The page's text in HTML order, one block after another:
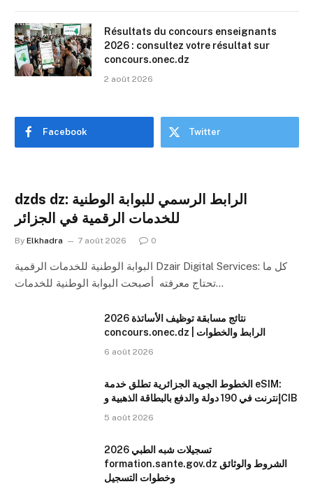
Résultats du concours enseignants
2026 : consultez votre résultat sur
concours.onec.dz
2 août 2026
Facebook Twitter
dzds dz: الرابط الرسمي للبوابة الوطنية
للخدمات الرقمية في الجزائر
By Elkhadra 7 août 2026 0
البوابة الوطنية للخدمات الرقمية Dzair Digital Services: كل ما
تحتاج معرفته أصبحت البوابة الوطنية للخدمات…
نتائج مسابقة توظيف الأساتذة 2026
concours.onec.dz | الرابط والخطوات
6 août 2026
الخطوط الجوية الجزائرية تطلق خدمة eSIM:
إنترنت في 190 دولة والدفع بالبطاقة الذهبية وCIB
5 août 2026
تسجيلات شبه الطبي 2026
formation.sante.gov.dz الشروط والوثائق
وخطوات التسجيل